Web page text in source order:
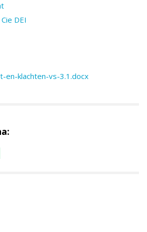
DEI
klachten-vs-3.1.docx